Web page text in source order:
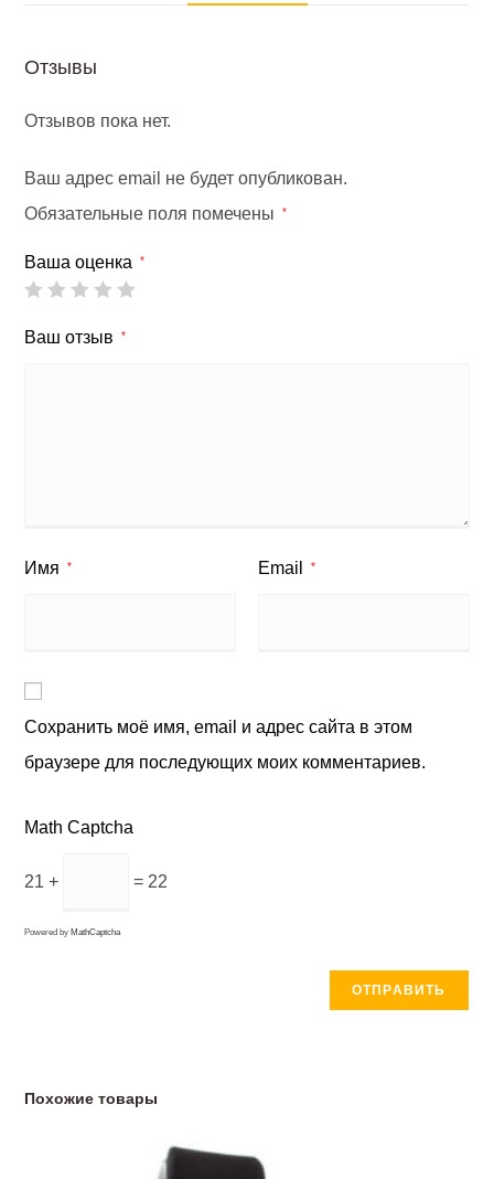
Отзывы
Отзывов пока нет.
Ваш адрес email не будет опубликован.
Обязательные поля помечены
*
Ваша оценка *
Ваш отзыв *
Имя * Email *
Сохранить моё имя, email и адрес сайта в этом
браузере для последующих моих комментариев.
Math Captcha
21 + = 22
Powered by MathCaptcha
Похожие товары